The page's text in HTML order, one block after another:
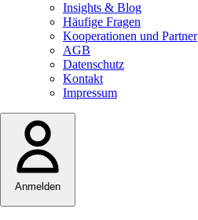
Insights & Blog
Häufige Fragen
Kooperationen und Partner
AGB
Datenschutz
Kontakt
Impressum
Anmelden